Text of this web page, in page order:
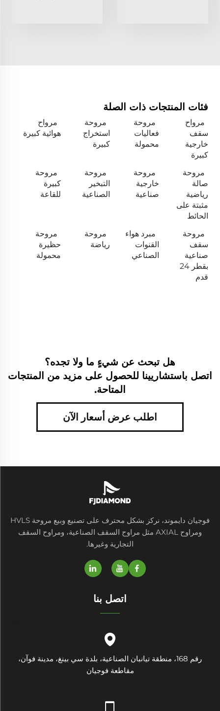
فئات المنتجات ذات الصلة
مرواح
سقف
خارجية
كبيرة
مروحة
فعاليات
محمولة
مروحة
استخراج
كبيرة
مرواح
هوائية كبيرة
مروحة
صالة
رياضية
مثبتة على
الحائط
مروحة
خارجية
صناعية
مروحة
التبخير
الصناعية
مروحة
كبيرة
للقاعة
مروحة
سقف
صناعية
بقطر 24
قدم
مبرد هواء
القنوات
الصناعي
مروحة
رياضة
مروحة
حظيرة
محمولة
هل تبحث عن شيءٍ ما ولا تجده؟
اتصل باستشاريينا للحصول على مزيد من المنتجات
المتاحة.
اطلب عرض أسعار الآن
فوجيان دايموند، نركز بشكل محترف على تصنيع وبيع مروحة HVLS
ومراوح AXIAL مثل مراوح السقف الصناعية، ومراوح السقف
التجارية وغيرها.
اتصل بنا
رقم 168، منطقة تيانبان الصناعية، بلدة سي بينغ، مدينة فوآن،
مقاطعة فوجيان